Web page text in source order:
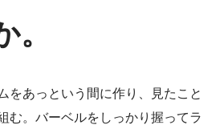
。
をあっという間に作り、見たこと
む。バーベルをしっかり握ってラ